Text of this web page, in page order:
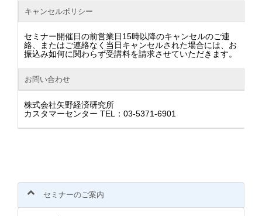
キャンセルポリシー
セミナー開催日の前営業日15時以降のキャンセルのご連
絡、またはご連絡なく当日キャンセルされた場合には、お
振込み如何に関わらず受講料を請求させていただきます。
お問い合わせ
株式会社矢野経済研究所
カスタマーセンター TEL：03-5371-6901
セミナーのご案内